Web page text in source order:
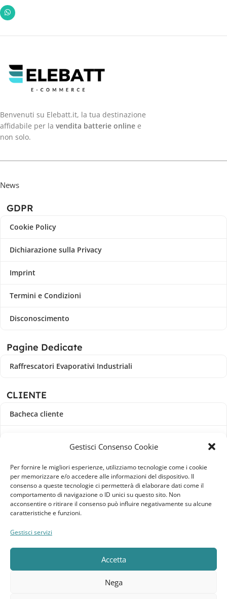
Gestisci Consenso Cookie
Per fornire le migliori esperienze, utilizziamo tecnologie come i cookie
per memorizzare e/o accedere alle informazioni del dispositivo. Il
consenso a queste tecnologie ci permetterà di elaborare dati come il
comportamento di navigazione o ID unici su questo sito. Non
acconsentire o ritirare il consenso può influire negativamente su alcune
caratteristiche e funzioni.
Gestisci servizi
Accetta
Nega
Benvenuti su Elebatt.it, la tua destinazione
affidabile per la vendita batterie online e
non solo.
News
GDPR
Cookie Policy
Dichiarazione sulla Privacy
Imprint
Termini e Condizioni
Disconoscimento
Pagine Dedicate
Raffrescatori Evaporativi Industriali
CLIENTE
Bacheca cliente
Indirizzi
Metodi di pagamento
Dettagli account
Lista dei desideri
Realizzato da